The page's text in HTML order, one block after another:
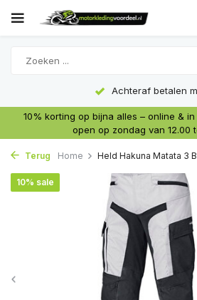
Achteraf betalen
10% korting op bijna alles – online &
open op zondag van 12.00
Terug Home Held Hakuna Matata 3
10% sale